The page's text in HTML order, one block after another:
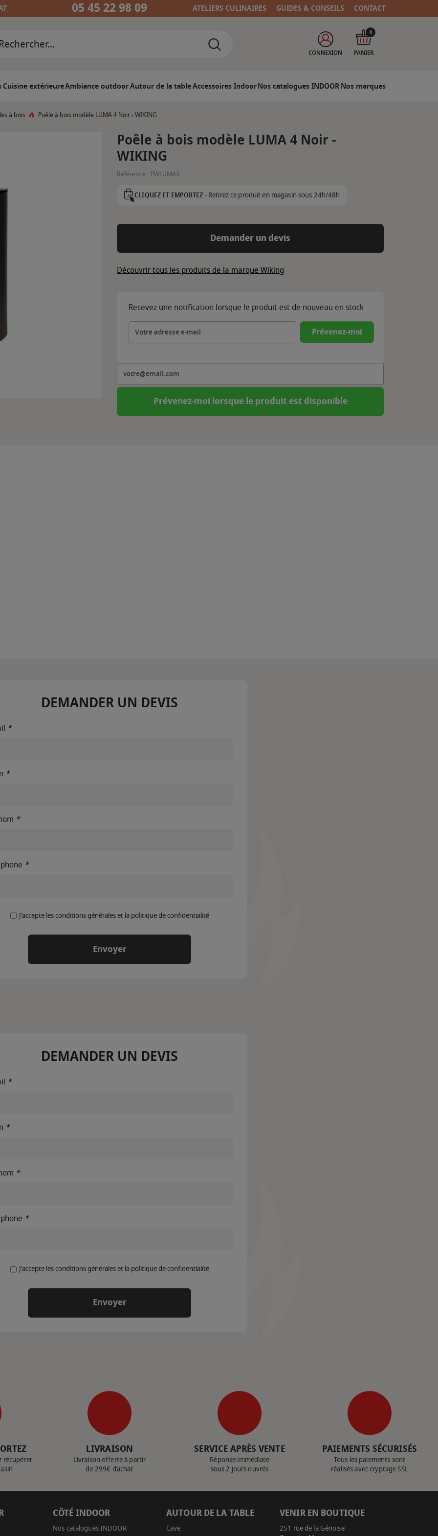
05 45 22 98 09 ATELIERS CULINAIRES GUIDES & CONSEILS CONTACT
CONNEXION PANIER
0
Cuisine extérieureAmbiance outdoorAutour de la tableAccessoires IndoorNos catalogues INDOORNos marques
à bois Poêle à bois modèle LUMA 4 Noir - WIKING
Poêle à bois modèle LUMA 4 Noir -
WIKING
Référence : PWLUMA4
CLIQUEZ ET EMPORTEZ -Retirez ce produit en magasin sous 24h/48h
Demander un devis
Découvrir tous les produits de la marque Wiking
Recevez une notification lorsque le produit est de nouveau en stock
Prévenez-moi
Prévenez-moi lorsque le produit est disponible
DEMANDER UN DEVIS
*
*
*
*
J'accepte les conditions générales et la politique de confidentialité
DEMANDER UN DEVIS
*
*
*
*
J'accepte les conditions générales et la politique de confidentialité
récupérer
LIVRAISON
Livraison offerte à partir
de 299€ d’achat
SERVICE APRÈS VENTE
Réponse immédiate
sous 2 jours ouvrés
PAIEMENTS SÉCURISÉS
Tous les paiements sont
réalisés avec cryptage SSL
CÔTÉ INDOOR
Nos catalogues INDOOR
AUTOUR DE LA TABLE
Cave
VENIR EN BOUTIQUE
251 rue de la Génoise